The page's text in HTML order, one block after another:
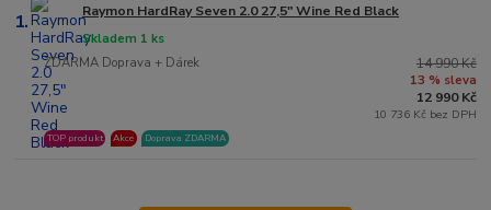
1. Raymon HardRay Seven 2.0 27,5" Wine Red Black
ZDARMA Doprava + Dárek
Skladem 1 ks
TOP produkt Akce Doprava ZDARMA
14 990 Kč
13 % sleva
12 990 Kč
10 736 Kč bez DPH